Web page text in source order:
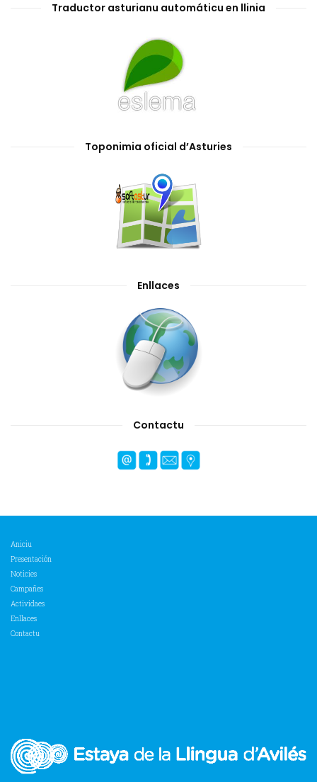
Traductor asturianu automáticu en llinia
Toponimia oficial d’Asturies
Enllaces
Contactu
Aniciu
Presentación
Noticies
Campañes
Actividaes
Enllaces
Contactu